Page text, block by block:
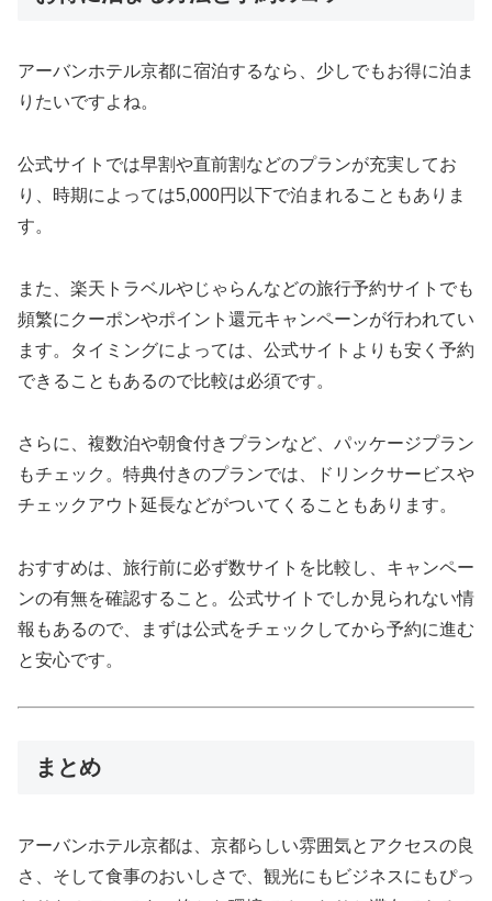
アーバンホテル京都に宿泊するなら、少しでもお得に泊ま
りたいですよね。
公式サイトでは早割や直前割などのプランが充実してお
り、時期によっては5,000円以下で泊まれることもありま
す。
また、楽天トラベルやじゃらんなどの旅行予約サイトでも
頻繁にクーポンやポイント還元キャンペーンが行われてい
ます。タイミングによっては、公式サイトよりも安く予約
できることもあるので比較は必須です。
さらに、複数泊や朝食付きプランなど、パッケージプラン
もチェック。特典付きのプランでは、ドリンクサービスや
チェックアウト延長などがついてくることもあります。
おすすめは、旅行前に必ず数サイトを比較し、キャンペー
ンの有無を確認すること。公式サイトでしか見られない情
報もあるので、まずは公式をチェックしてから予約に進む
と安心です。
まとめ
アーバンホテル京都は、京都らしい雰囲気とアクセスの良
さ、そして食事のおいしさで、観光にもビジネスにもぴっ